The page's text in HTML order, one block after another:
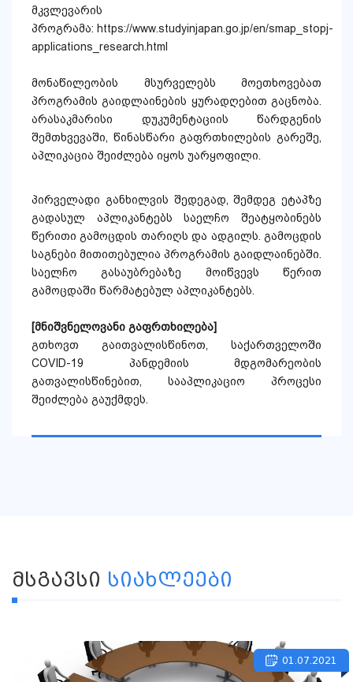
მკვლევარის
პროგრამა: https://www.studyinjapan.go.jp/en/smap_stopj-
applications_research.html
მონაწილეობის მსურველებს მოეთხოვებათ
პროგრამის გაიდლაინების ყურადღებით გაცნობა.
არასაკმარისი დუკუმენტაციის წარდგენის
შემთხვევაში, წინასწარი გაფრთხილების გარეშე,
აპლიკაცია შეიძლება იყოს უარყოფილი.
პირველადი განხილვის შედეგად, შემდეგ ეტაპზე
გადასულ აპლიკანტებს საელჩო შეატყობინებს
წერითი გამოცდის თარიღს და ადგილს. გამოცდის
საგნები მითითებულია პროგრამის გაიდლაინებში.
საელჩო გასაუბრებაზე მოიწვევს წერით
გამოცდაში წარმატებულ აპლიკანტებს.
[მნიშვნელოვანი გაფრთხილება]
გთხოვთ გაითვალისწინოთ, საქართველოში
COVID-19 პანდემიის მდგომარეობის
გათვალისწინებით, სააპლიკაციო პროცესი
შეიძლება გაუქმდეს.
ᲛᲡᲒᲐᲕᲡᲘ ᲡᲘᲐᲮᲚᲔᲔᲑᲘ
01.07.2021